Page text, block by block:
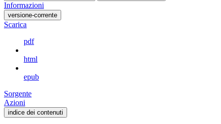
Informazioni
versione-corrente
Scarica
pdf
html
epub
Sorgente
Azioni
indice dei contenuti